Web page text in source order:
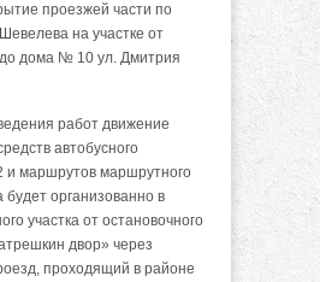
проезжей части по
на участке от
дома № 10 ул. Дмитрия
работ движение
автобусного
маршрутов маршрутного
организованно в
участка от остановочного
двор» через
проходящий в районе